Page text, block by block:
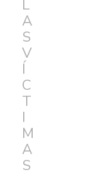
L
A
S
V
Í
C
T
I
M
A
S